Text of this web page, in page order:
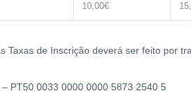
10,00€
Taxas de Inscrição deverá ser feito por
– PT50 0033 0000 0000 5873 2540 5